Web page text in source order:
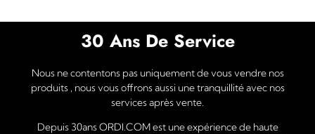
30 Ans De Service
Nous ne contentons pas uniquement de vous vendre nos
produits , nous vous offrons aussi une tranquillité avec nos
services après vente.
Depuis 30ans ORDI.COM est une expérience de haute